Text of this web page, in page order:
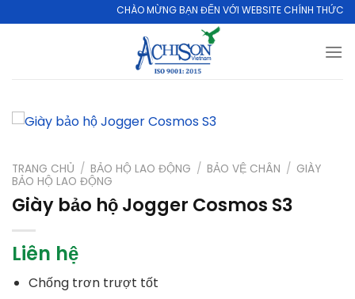
to
CHÀO MỪNG BẠN ĐẾN VỚI WEBSITE CHÍNH THỨC CỦA
TRANG CHỦ / BẢO HỘ LAO ĐỘNG / BẢO VỆ CHÂN / GIÀY
BẢO HỘ LAO ĐỘNG
Giày bảo hộ Jogger Cosmos S3
Liên hệ
Chống trơn trượt tốt